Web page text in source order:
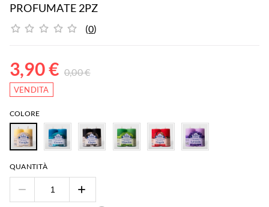
PROFUMATE 2PZ
(0)
3,90€ 0,00€
VENDITA
COLORE
QUANTITÀ